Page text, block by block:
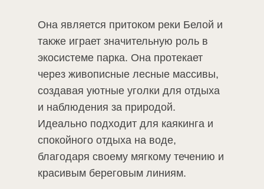
Она является притоком реки Белой и
также играет значительную роль в
экосистеме парка. Она протекает
через живописные лесные массивы,
создавая уютные уголки для отдыха
и наблюдения за природой.
Идеально подходит для каякинга и
спокойного отдыха на воде,
благодаря своему мягкому течению и
красивым береговым линиям.